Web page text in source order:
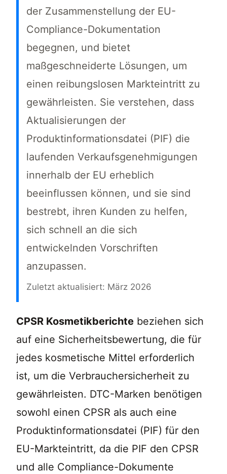
der Zusammenstellung der EU-
Compliance-Dokumentation
begegnen, und bietet
maßgeschneiderte Lösungen, um
einen reibungslosen Markteintritt zu
gewährleisten. Sie verstehen, dass
Aktualisierungen der
Produktinformationsdatei (PIF) die
laufenden Verkaufsgenehmigungen
innerhalb der EU erheblich
beeinflussen können, und sie sind
bestrebt, ihren Kunden zu helfen,
sich schnell an die sich
entwickelnden Vorschriften
anzupassen.
Zuletzt aktualisiert: März 2026
CPSR Kosmetikberichte sind die
CPSR Kosmetikberichte beziehen sich
auf eine Sicherheitsbewertung, die für
jedes kosmetische Mittel erforderlich
ist, um die Verbrauchersicherheit zu
gewährleisten. DTC-Marken benötigen
sowohl einen CPSR als auch eine
Produktinformationsdatei (PIF) für den
EU-Markteintritt, da die PIF den CPSR
und alle Compliance-Dokumente